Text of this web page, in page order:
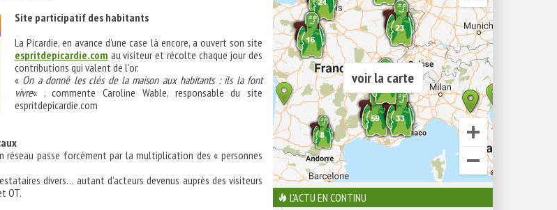
Site participatif des habitants
La Picardie, en avance d’une case là encore, a ouvert son site
espritdepicardie.com au visiteur et récolte chaque jour des
contributions qui valent de l’or.
« On a donné les clés de la maison aux habitants : ils la font
vivre« , commente Caroline Wable, responsable du site
espritdepicardie.com
réseau passe forcément par la multiplication des « personnes
divers… autant d’acteurs devenus auprès des visiteurs
OT.
voir la carte
L'ACTU EN CONTINU